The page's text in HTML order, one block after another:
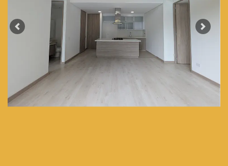
Previous Next